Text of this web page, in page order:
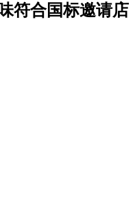
符合国标邀请店